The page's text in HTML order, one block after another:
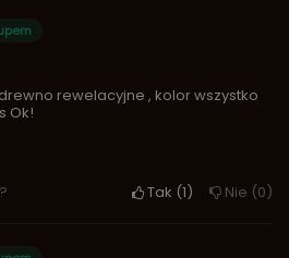
rewelacyjne , kolor wszystko
Ok!
Tak 1 Nie 0